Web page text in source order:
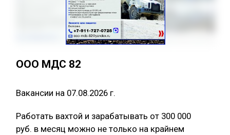
ООО МДС 82
Вакансии на 07.08.2026 г.
Работать вахтой и зарабатывать от 300 000
руб. в месяц можно не только на крайнем